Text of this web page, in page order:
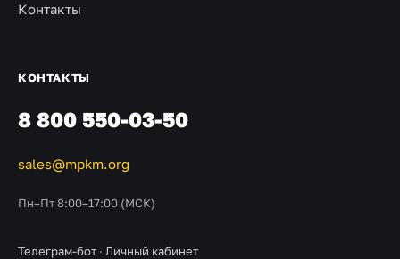
Контакты
КОНТАКТЫ
8 800 550-03-50
sales@mpkm.org
Пн–Пт 8:00–17:00 (МСК)
Телеграм-бот · Личный кабинет